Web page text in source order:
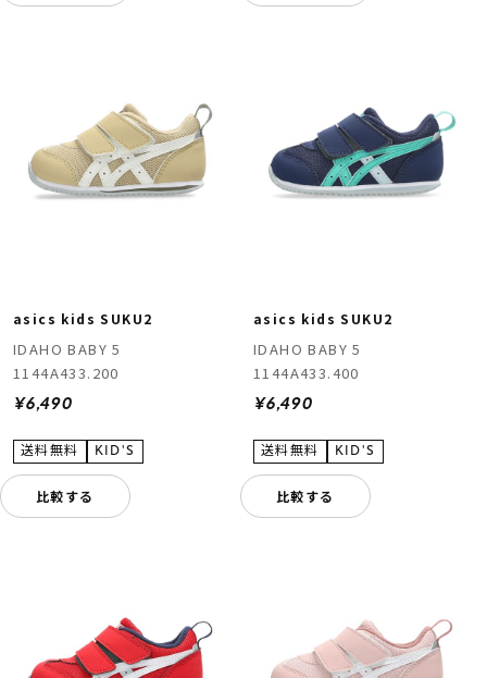
asics kids SUKU2
IDAHO BABY 5
1144A433.200
¥6,490
比較する
asics kids SUKU2
IDAHO BABY 5
1144A433.400
¥6,490
比較する